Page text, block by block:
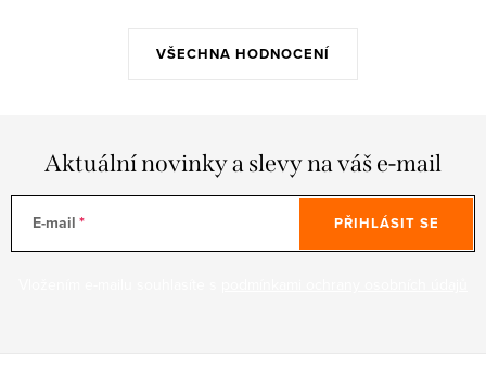
VŠECHNA HODNOCENÍ
Aktuální novinky a slevy na váš e-mail
E-mail PŘIHLÁSIT SE